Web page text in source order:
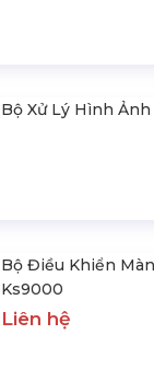
Bộ Xử Lý Hình
Bộ Điều Khiển
Ks9000
Liên hệ